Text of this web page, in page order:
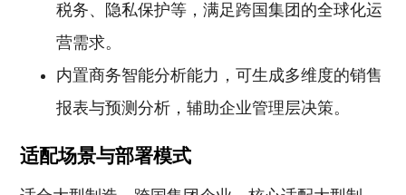
税务、隐私保护等，满足跨国集团的全球化运
营需求。
内置商务智能分析能力，可生成多维度的销售
报表与预测分析，辅助企业管理层决策。
适配场景与部署模式